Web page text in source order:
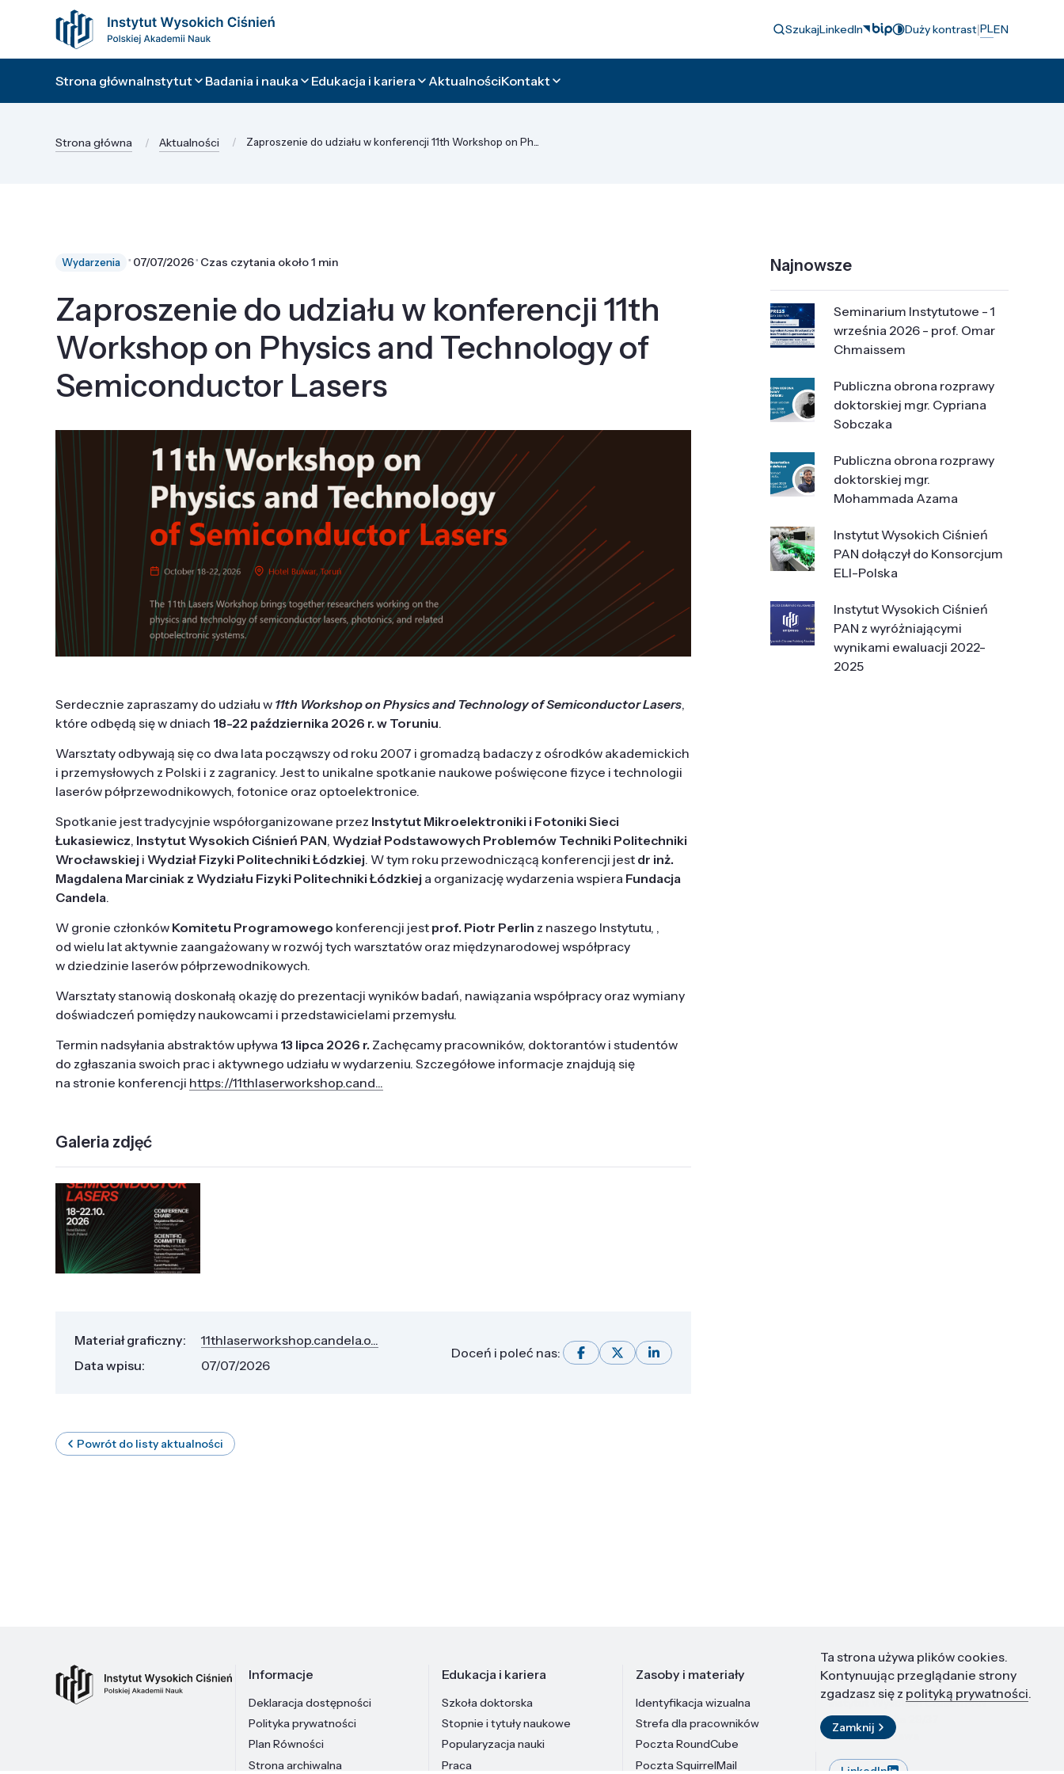
SzukajLinkedIn Duży kontrast|PLEN
Strona głównaInstytut Badania i nauka Edukacja i kariera AktualnościKontakt
Strona główna Aktualności Zaproszenie do udziału w konferencji 11th Workshop on Ph...
Wydarzenia ⋅ 07/07/2026⋅ Czas czytania około 1 min
Zaproszenie do udziału w konferencji 11th
Workshop on Physics and Technology of
Semiconductor Lasers
Serdecznie zapraszamy do udziału w 11th Workshop on Physics and Technology of Semiconductor Lasers,
które odbędą się w dniach 18-22 października 2026 r. w Toruniu.
Warsztaty odbywają się co dwa lata począwszy od roku 2007 i gromadzą badaczy z ośrodków akademickich
i przemysłowych z Polski i z zagranicy. Jest to unikalne spotkanie naukowe poświęcone fizyce i technologii
laserów półprzewodnikowych, fotonice oraz optoelektronice.
Spotkanie jest tradycyjnie współorganizowane przez Instytut Mikroelektroniki i Fotoniki Sieci
Łukasiewicz, Instytut Wysokich Ciśnień PAN, Wydział Podstawowych Problemów Techniki Politechniki
Wrocławskiej i Wydział Fizyki Politechniki Łódzkiej. W tym roku przewodniczącą konferencji jest dr inż.
Magdalena Marciniak z Wydziału Fizyki Politechniki Łódzkiej a organizację wydarzenia wspiera Fundacja
Candela.
W gronie członków Komitetu Programowego konferencji jest prof. Piotr Perlin z naszego Instytutu, ,
od wielu lat aktywnie zaangażowany w rozwój tych warsztatów oraz międzynarodowej współpracy
w dziedzinie laserów półprzewodnikowych.
Warsztaty stanowią doskonałą okazję do prezentacji wyników badań, nawiązania współpracy oraz wymiany
doświadczeń pomiędzy naukowcami i przedstawicielami przemysłu.
Termin nadsyłania abstraktów upływa 13 lipca 2026 r. Zachęcamy pracowników, doktorantów i studentów
do zgłaszania swoich prac i aktywnego udziału w wydarzeniu. Szczegółowe informacje znajdują się
na stronie konferencji https://11thlaserworkshop.cand...
Galeria zdjęć
Materiał graficzny:
11thlaserworkshop.candela.o...
Data wpisu:
07/07/2026
Doceń i poleć nas:
Powrót do listy aktualności
Najnowsze
Seminarium Instytutowe - 1
września 2026 - prof. Omar
Chmaissem
Publiczna obrona rozprawy
doktorskiej mgr. Cypriana
Sobczaka
Publiczna obrona rozprawy
doktorskiej mgr.
Mohammada Azama
Instytut Wysokich Ciśnień
PAN dołączył do Konsorcjum
ELI-Polska
Instytut Wysokich Ciśnień
PAN z wyróżniającymi
wynikami ewaluacji 2022-
2025
Informacje
Deklaracja dostępności
Polityka prywatności
Plan Równości
Strona archiwalna
Edukacja i kariera
Szkoła doktorska
Stopnie i tytuły naukowe
Popularyzacja nauki
Praca
Zasoby i materiały
Identyfikacja wizualna
Strefa dla pracowników
Poczta RoundCube
Poczta SquirrelMail
Kontakt
Instytut Wysokich Ciśnień PAN
ul. Sokołowska 29/37
01-142 Warszawa
LinkedIn
Ta strona używa plików cookies.
Kontynuując przeglądanie strony
zgadzasz się z polityką prywatności.
Zamknij